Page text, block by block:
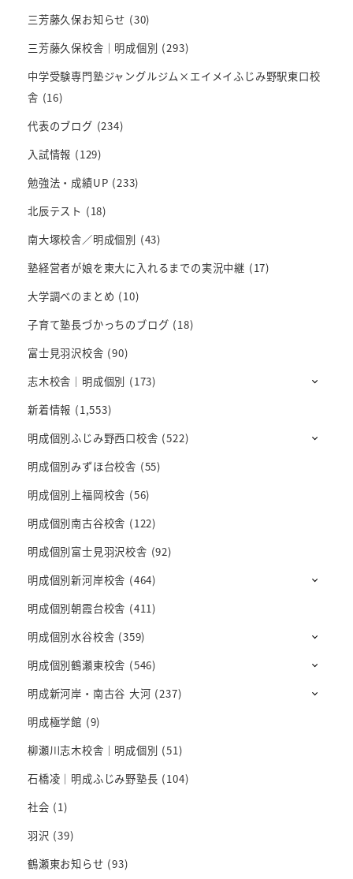
三芳藤久保お知らせ (30)
三芳藤久保校舎｜明成個別 (293)
中学受験専門塾ジャングルジム×エイメイふじみ野駅東口校
舎 (16)
代表のブログ (234)
入試情報 (129)
勉強法・成績UP (233)
北辰テスト (18)
南大塚校舎／明成個別 (43)
塾経営者が娘を東大に入れるまでの実況中継 (17)
大学調べのまとめ (10)
子育て塾長づかっちのブログ (18)
富士見羽沢校舎 (90)
志木校舎｜明成個別 (173)
新着情報 (1,553)
明成個別ふじみ野西口校舎 (522)
明成個別みずほ台校舎 (55)
明成個別上福岡校舎 (56)
明成個別南古谷校舎 (122)
明成個別富士見羽沢校舎 (92)
明成個別新河岸校舎 (464)
明成個別朝霞台校舎 (411)
明成個別水谷校舎 (359)
明成個別鶴瀬東校舎 (546)
明成新河岸・南古谷 大河 (237)
明成極学館 (9)
柳瀬川志木校舎｜明成個別 (51)
石橋凌｜明成ふじみ野塾長 (104)
社会 (1)
羽沢 (39)
鶴瀬東お知らせ (93)